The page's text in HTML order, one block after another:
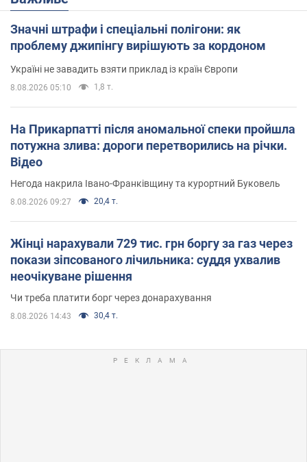
Значні штрафи і спеціальні полігони: як
проблему джипінгу вирішують за кордоном
Україні не завадить взяти приклад із країн Європи
8.08.2026 05:10 1,8 т.
На Прикарпатті після аномальної спеки пройшла
потужна злива: дороги перетворились на річки.
Відео
Негода накрила Івано-Франківщину та курортний Буковель
8.08.2026 09:27 20,4 т.
Жінці нарахували 729 тис. грн боргу за газ через
покази зіпсованого лічильника: суддя ухвалив
неочікуване рішення
Чи треба платити борг через донарахування
8.08.2026 14:43 30,4 т.